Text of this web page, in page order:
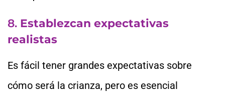
8. Establezcan expectativas
realistas
Es fácil tener grandes expectativas sobre
cómo será la crianza, pero es esencial